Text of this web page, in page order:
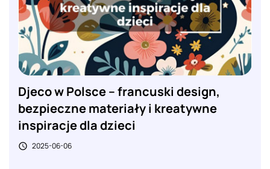
Djeco w Polsce – francuski design,
bezpieczne materiały i kreatywne
inspiracje dla dzieci
 2025-06-06